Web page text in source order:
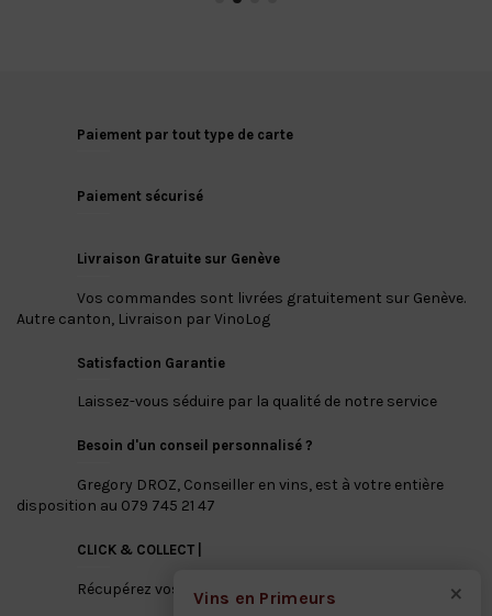
Paiement par tout type de carte
Paiement sécurisé
Livraison Gratuite sur Genève
Vos commandes sont livrées gratuitement sur Genève.
Autre canton, Livraison par VinoLog
Satisfaction Garantie
Laissez-vous séduire par la qualité de notre service
Besoin d'un conseil personnalisé ?
Gregory DROZ, Conseiller en vins, est à votre entière
disposition au 079 745 21 47
CLICK & COLLECT |
Récupérez vos vins directement à notre dépôt ×
Vins en Primeurs